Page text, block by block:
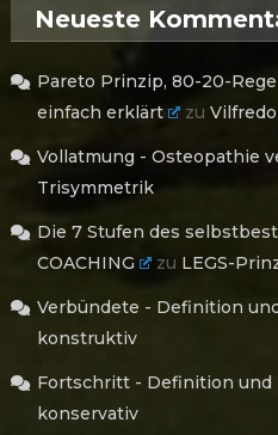
Neueste
Pareto Prinzip, 80-20-
einfach erklärt
zu
Vollatmung - Osteopathie
Trisymmetrik
Die 7 Stufen des
COACHING
zu LEGS-
Verbündete - Definition
konstruktiv
Fortschritt - Definition und
konservativ